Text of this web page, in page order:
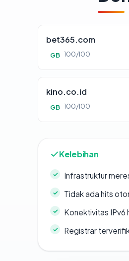
bet365.com
GB 100/100
kino.co.id
GB 100/100
Kelebihan
Infrastruktur
Tidak ada hits
Konektivitas IPv6
Registrar